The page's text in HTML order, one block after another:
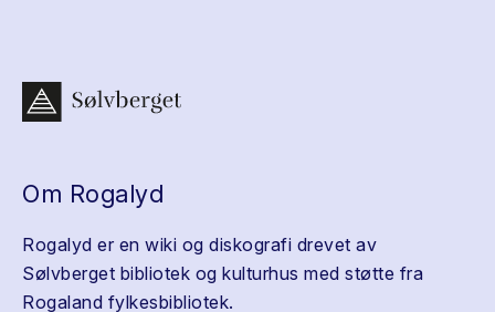
Om Rogalyd
Rogalyd er en wiki og diskografi drevet av
Sølvberget bibliotek og kulturhus med støtte fra
Rogaland fylkesbibliotek.